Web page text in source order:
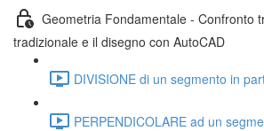
Geometria Fondamentale - Confronto
tradizionale e il disegno con AutoCAD
DIVISIONE di un segmento in
PERPENDICOLARE ad un